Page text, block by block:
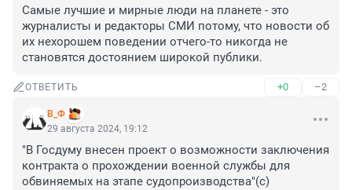
Самые лучшие и мирные люди на планете - это
журналисты и редакторы СМИ потому, что новости об
их нехорошем поведении отчего-то никогда не
становятся достоянием широкой публики.
ОТВЕТИТЬ +0 –2
В_Ф
29 августа 2024, 19:12
"В Госдуму внесен проект о возможности заключения
контракта о прохождении военной службы для
обвиняемых на этапе судопроизводства"(с)